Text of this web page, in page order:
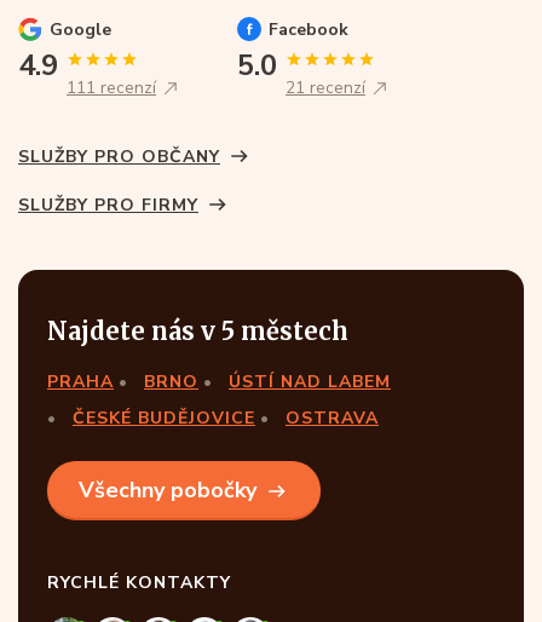
Google
4.9
111 recenzí
Facebook
5.0
21 recenzí
SLUŽBY PRO OBČANY
SLUŽBY PRO FIRMY
Najdete nás v 5 městech
PRAHA BRNO
ÚSTÍ NAD LABEM
ČESKÉ BUDĚJOVICE
OSTRAVA
Všechny pobočky
RYCHLÉ KONTAKTY